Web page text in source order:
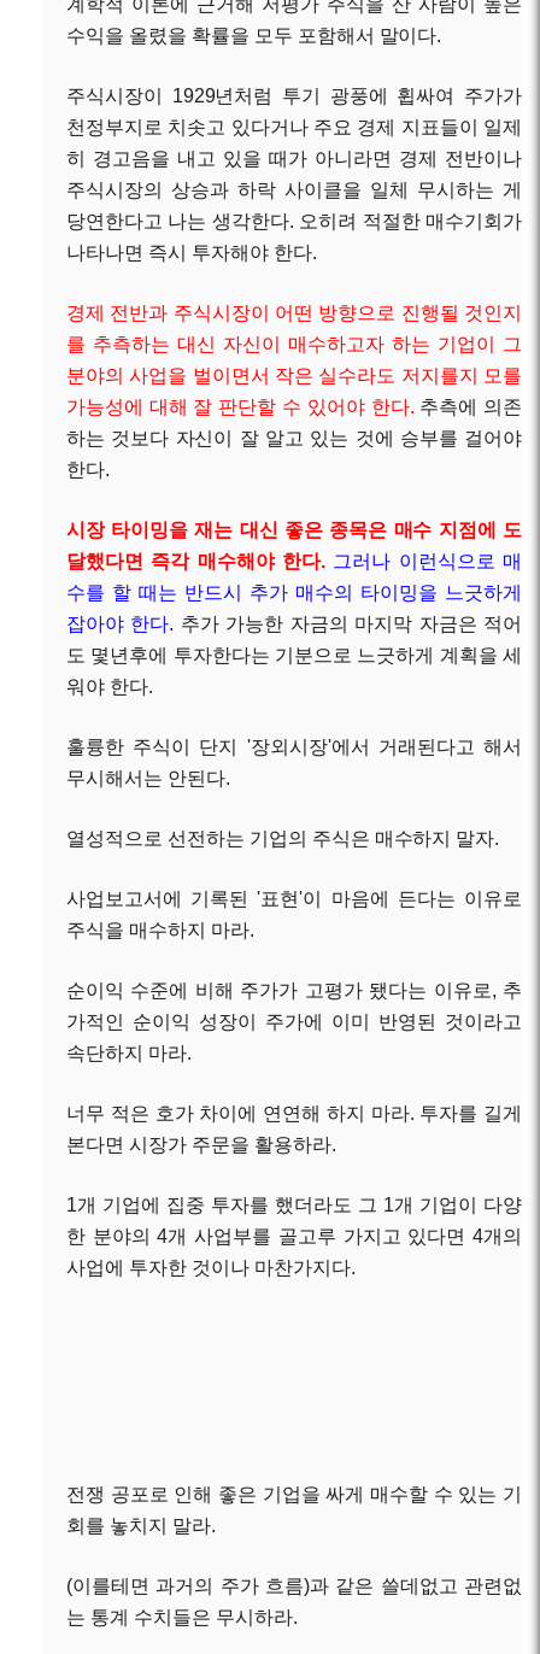
계학적 이론에 근거해 저평가 주식을 산 사람이 높은
수익을 올렸을 확률을 모두 포함해서 말이다.
주식시장이 1929년처럼 투기 광풍에 휩싸여 주가가
천정부지로 치솟고 있다거나 주요 경제 지표들이 일제
히 경고음을 내고 있을 때가 아니라면 경제 전반이나
주식시장의 상승과 하락 사이클을 일체 무시하는 게
당연한다고 나는 생각한다. 오히려 적절한 매수기회가
나타나면 즉시 투자해야 한다.
경제 전반과 주식시장이 어떤 방향으로 진행될 것인지
를 추측하는 대신 자신이 매수하고자 하는 기업이 그
분야의 사업을 벌이면서 작은 실수라도 저지를지 모를
가능성에 대해 잘 판단할 수 있어야 한다. 추측에 의존
하는 것보다 자신이 잘 알고 있는 것에 승부를 걸어야
한다.
시장 타이밍을 재는 대신 좋은 종목은 매수 지점에 도
달했다면 즉각 매수해야 한다. 그러나 이런식으로 매
수를 할 때는 반드시 추가 매수의 타이밍을 느긋하게
잡아야 한다. 추가 가능한 자금의 마지막 자금은 적어
도 몇년후에 투자한다는 기분으로 느긋하게 계획을 세
워야 한다.
훌륭한 주식이 단지 '장외시장'에서 거래된다고 해서
무시해서는 안된다.
열성적으로 선전하는 기업의 주식은 매수하지 말자.
사업보고서에 기록된 '표현'이 마음에 든다는 이유로
주식을 매수하지 마라.
순이익 수준에 비해 주가가 고평가 됐다는 이유로, 추
가적인 순이익 성장이 주가에 이미 반영된 것이라고
속단하지 마라.
너무 적은 호가 차이에 연연해 하지 마라. 투자를 길게
본다면 시장가 주문을 활용하라.
1개 기업에 집중 투자를 했더라도 그 1개 기업이 다양
한 분야의 4개 사업부를 골고루 가지고 있다면 4개의
사업에 투자한 것이나 마찬가지다.
전쟁 공포로 인해 좋은 기업을 싸게 매수할 수 있는 기
회를 놓치지 말라.
(이를테면 과거의 주가 흐름)과 같은 쓸데없고 관련없
는 통계 수치들은 무시하라.